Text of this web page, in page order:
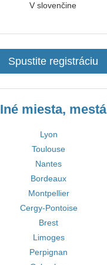
V slovenčine
Spustite registráciu
Iné miesta, mestá
Lyon
Toulouse
Nantes
Bordeaux
Montpellier
Cergy-Pontoise
Brest
Limoges
Perpignan